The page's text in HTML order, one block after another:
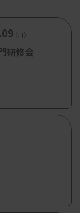
（日）
研修会